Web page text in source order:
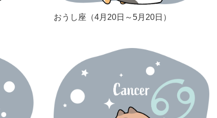
おうし座（4月20日～5月20日）